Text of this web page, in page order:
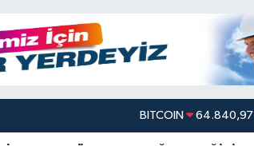
BITCOIN 64.840,97